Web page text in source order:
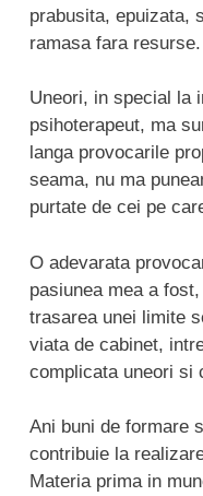
prabusita, epuizata,
ramasa fara resurse.
Uneori, in special la
psihoterapeut, ma
langa provocarile
seama, nu ma
purtate de cei pe
O adevarata
pasiunea mea a
trasarea unei limite
viata de cabinet,
complicata uneori si
Ani buni de formare
contribuie la
Materia prima in